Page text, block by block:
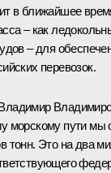
в ближайшее
‒ как
‒ для
перевозок.
морскому пути мы
тонн. Это на два